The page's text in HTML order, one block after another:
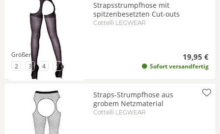
Strapsstrumpfhose mit
spitzenbesetzten Cut-outs
Cottelli LEGWEAR
19,95 €
Sofort versandfertig
Größen
zu Größe
2 zu Größe
3 zu Größe
4 zu Größe
5
Straps-Strumpfhose aus
grobem Netzmaterial
Cottelli LEGWEAR